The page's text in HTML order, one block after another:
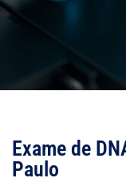
Exame de
Paulo